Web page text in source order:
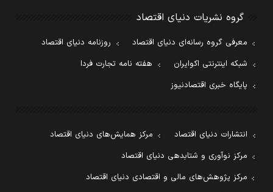
گروه نشریات دنیای اقتصاد
معرفی گروه رسانه‌ای دنیای اقتصاد
روزنامه دنیای اقتصاد
شبکه اینترنتی اکوایران
هفته نامه تجارت فردا
پایگاه خبری اقتصادنیوز
انتشارات دنیای اقتصاد
مرکز همایش‌های دنیای اقتصاد
مرکز نوآوری و شتابدهی دنیای اقتصاد
مرکز پژوهش‌های مالی و اقتصادی دنیای اقتصاد